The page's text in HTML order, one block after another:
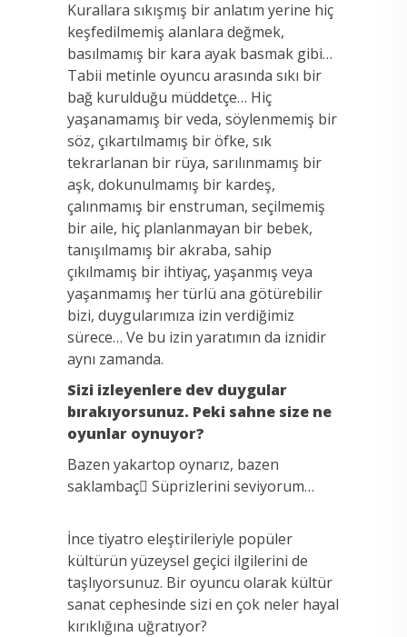
Kurallara sıkışmış bir anlatım yerine hiç
keşfedilmemiş alanlara değmek,
basılmamış bir kara ayak basmak gibi…
Tabii metinle oyuncu arasında sıkı bir
bağ kurulduğu müddetçe… Hiç
yaşanamamış bir veda, söylenmemiş bir
söz, çıkartılmamış bir öfke, sık
tekrarlanan bir rüya, sarılınmamış bir
aşk, dokunulmamış bir kardeş,
çalınmamış bir enstruman, seçilmemiş
bir aile, hiç planlanmayan bir bebek,
tanışılmamış bir akraba, sahip
çıkılmamış bir ihtiyaç, yaşanmış veya
yaşanmamış her türlü ana götürebilir
bizi, duygularımıza izin verdiğimiz
sürece… Ve bu izin yaratımın da iznidir
aynı zamanda.
Sizi izleyenlere dev duygular
bırakıyorsunuz. Peki sahne size ne
oyunlar oynuyor?
Bazen yakartop oynarız, bazen
saklambaç Süprizlerini seviyorum…
İnce tiyatro eleştirileriyle popüler
kültürün yüzeysel geçici ilgilerini de
taşlıyorsunuz. Bir oyuncu olarak kültür
sanat cephesinde sizi en çok neler hayal
kırıklığına uğratıyor?